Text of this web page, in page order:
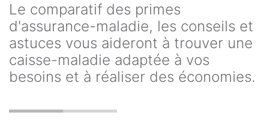
Le comparatif des primes
d'assurance-maladie, les conseils et
astuces vous aideront à trouver une
caisse-maladie adaptée à vos
besoins et à réaliser des économies.